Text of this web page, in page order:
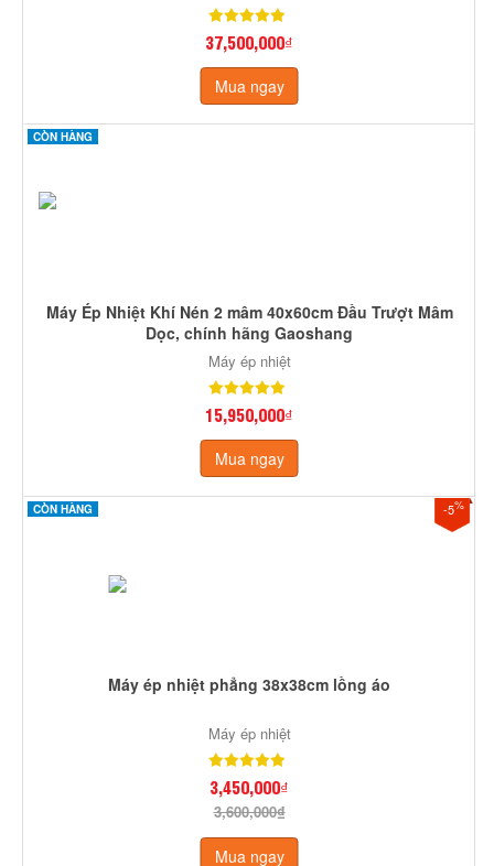
37,500,000₫
Mua ngay
CÒN HÀNG
Máy Ép Nhiệt Khí Nén 2 mâm 40x60cm Đầu Trượt Mâm
Dọc, chính hãng Gaoshang
Máy ép nhiệt
15,950,000₫
Mua ngay
-5%
CÒN HÀNG
Máy ép nhiệt phẳng 38x38cm lồng áo
Máy ép nhiệt
3,450,000₫
3,600,000₫
Mua ngay